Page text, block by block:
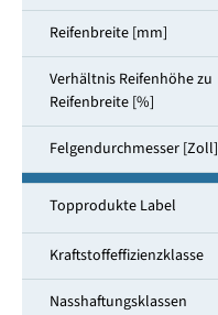
Reifenbreite [mm]
Verhältnis Reifenhöhe zu
Reifenbreite [%]
Felgendurchmesser [Zoll]
Topprodukte Label
Kraftstoffeffizienzklasse
Nasshaftungsklassen